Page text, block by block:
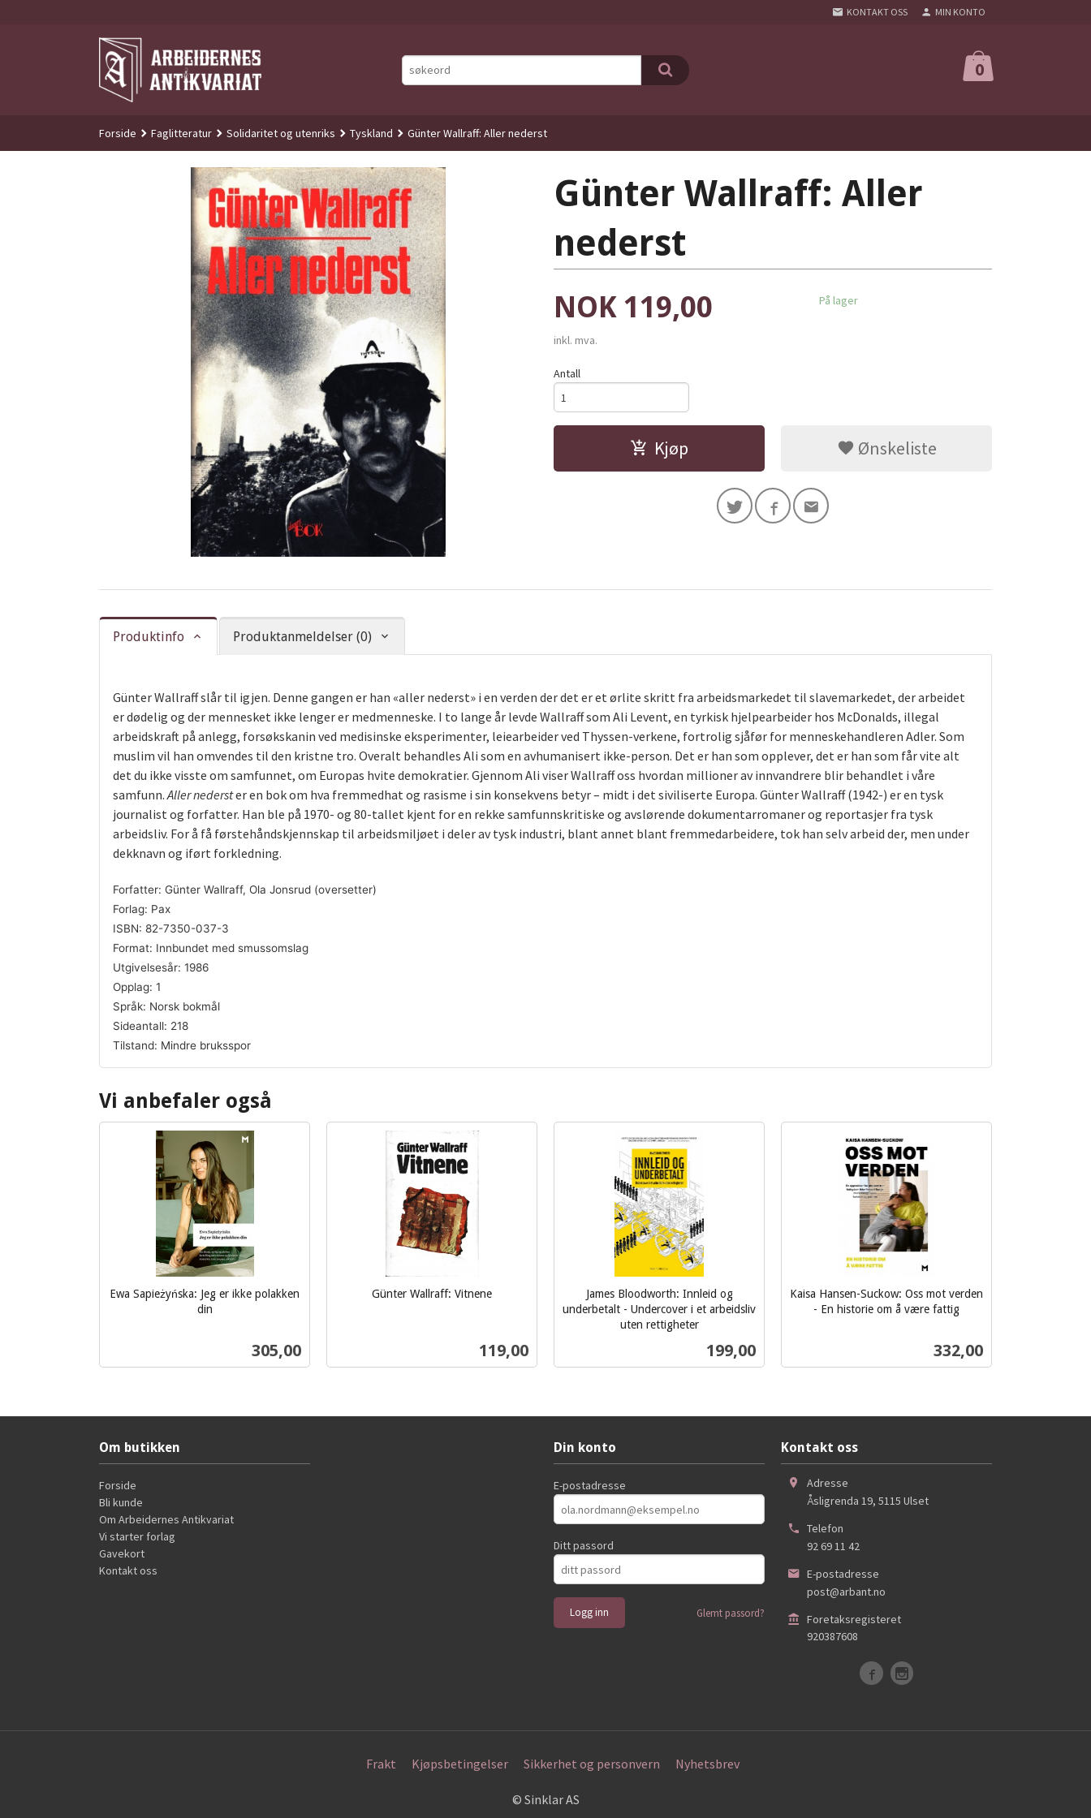
KONTAKT OSS MIN KONTO
0
Forside Faglitteratur Solidaritet og utenriks Tyskland Günter Wallraff: Aller nederst
Günter Wallraff: Aller
nederst
Pris
NOK 119,00
inkl. mva.
På lager
Antall
Kjøp Ønskeliste
Produktinfo Produktanmeldelser (0)
Günter Wallraff slår til igjen. Denne gangen er han «aller nederst» i en verden der det er et ørlite skritt fra arbeidsmarkedet til slavemarkedet, der arbeidet
er dødelig og der mennesket ikke lenger er medmenneske. I to lange år levde Wallraff som Ali Levent, en tyrkisk hjelpearbeider hos McDonalds, illegal
arbeidskraft på anlegg, forsøkskanin ved medisinske eksperimenter, leiearbeider ved Thyssen-verkene, fortrolig sjåfør for menneskehandleren Adler. Som
muslim vil han omvendes til den kristne tro. Overalt behandles Ali som en avhumanisert ikke-person. Det er han som opplever, det er han som får vite alt
det du ikke visste om samfunnet, om Europas hvite demokratier. Gjennom Ali viser Wallraff oss hvordan millioner av innvandrere blir behandlet i våre
samfunn.Aller nederster en bok om hva fremmedhat og rasisme i sin konsekvens betyr – midt i det siviliserte Europa. Günter Wallraff (1942-) er en tysk
journalist og forfatter. Han ble på 1970- og 80-tallet kjent for en rekke samfunnskritiske og avslørende dokumentarromaner og reportasjer fra tysk
arbeidsliv. For å få førstehåndskjennskap til arbeidsmiljøet i deler av tysk industri, blant annet blant fremmedarbeidere, tok han selv arbeid der, men under
dekknavn og iført forkledning.
Forfatter: Günter Wallraff, Ola Jonsrud (oversetter)
Forlag: Pax
ISBN: 82-7350-037-3
Format: Innbundet med smussomslag
Utgivelsesår: 1986
Opplag: 1
Språk: Norsk bokmål
Sideantall: 218
Tilstand: Mindre bruksspor
Vi anbefaler også
Ewa Sapieżyńska: Jeg er ikke polakken
din
Pris
305,00
Günter Wallraff: Vitnene
Pris
119,00
James Bloodworth: Innleid og
underbetalt - Undercover i et arbeidsliv
uten rettigheter
Pris
199,00
Kaisa Hansen-Suckow: Oss mot verden
- En historie om å være fattig
Pris
332,00
Om butikken
Forside
Bli kunde
Om Arbeidernes Antikvariat
Vi starter forlag
Gavekort
Kontakt oss
Din konto
E-postadresse
Ditt passord
Glemt passord?
Kontakt oss
Adresse
Åsligrenda 19, 5115 Ulset
Telefon
92 69 11 42
E-postadresse
post@arbant.no
Foretaksregisteret
920387608
Frakt Kjøpsbetingelser Sikkerhet og personvern Nyhetsbrev
© Sinklar AS